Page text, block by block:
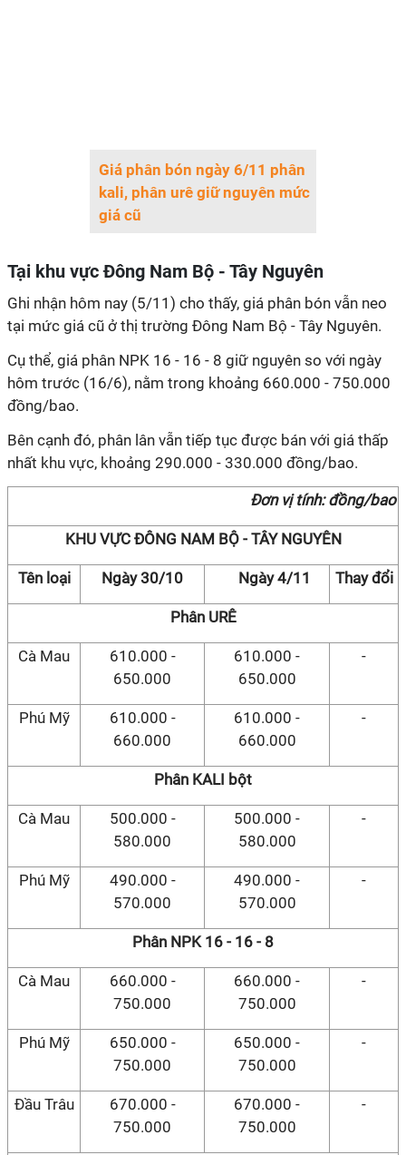
Giá phân bón ngày 6/11 phân
kali, phân urê giữ nguyên mức
giá cũ
Tại khu vực Đông Nam Bộ - Tây Nguyên
Ghi nhận hôm nay (5/11) cho thấy, giá phân bón vẫn neo
tại mức giá cũ ở thị trường Đông Nam Bộ - Tây Nguyên.
Cụ thể, giá phân NPK 16 - 16 - 8 giữ nguyên so với ngày
hôm trước (16/6), nằm trong khoảng 660.000 - 750.000
đồng/bao.
Bên cạnh đó, phân lân vẫn tiếp tục được bán với giá thấp
nhất khu vực, khoảng 290.000 - 330.000 đồng/bao.
Đơn vị tính: đồng/bao
KHU VỰC ĐÔNG NAM BỘ - TÂY NGUYÊN
Tên loại Ngày 30/10 Ngày 4/11 Thay đổi
Phân URÊ
Cà Mau
610.000 -
650.000
610.000 -
650.000
-
Phú Mỹ
610.000 -
660.000
610.000 -
660.000
-
Phân KALI bột
Cà Mau
500.000 -
580.000
500.000 -
580.000
-
Phú Mỹ
490.000 -
570.000
490.000 -
570.000
-
Phân NPK 16 - 16 - 8
Cà Mau
660.000 -
750.000
660.000 -
750.000
-
Phú Mỹ
650.000 -
750.000
650.000 -
750.000
-
Đầu Trâu
670.000 -
750.000
670.000 -
750.000
-